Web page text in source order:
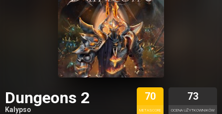
Dungeons 2
Kalypso
70
METASCORE
73
OCENA UŻYTKOWNIKÓW